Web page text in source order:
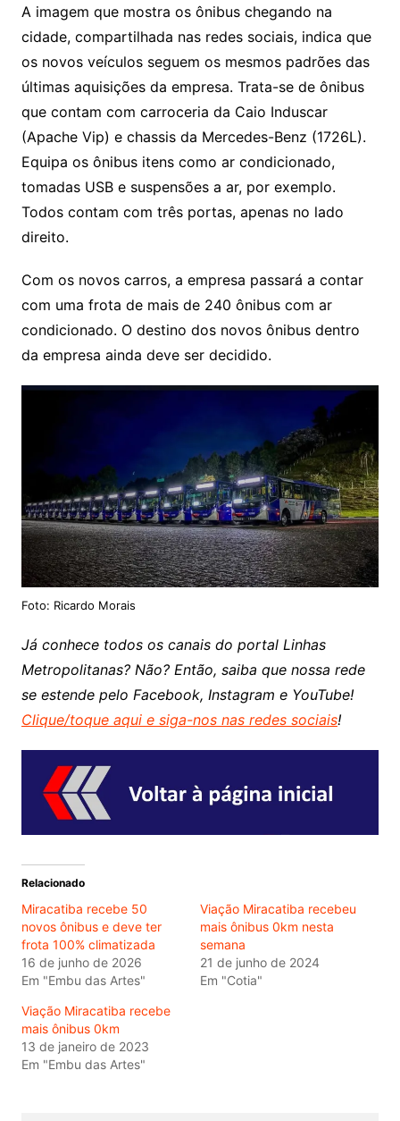
A imagem que mostra os ônibus chegando na
cidade, compartilhada nas redes sociais, indica que
os novos veículos seguem os mesmos padrões das
últimas aquisições da empresa. Trata-se de ônibus
que contam com carroceria da Caio Induscar
(Apache Vip) e chassis da Mercedes-Benz (1726L).
Equipa os ônibus itens como ar condicionado,
tomadas USB e suspensões a ar, por exemplo.
Todos contam com três portas, apenas no lado
direito.
Com os novos carros, a empresa passará a contar
com uma frota de mais de 240 ônibus com ar
condicionado. O destino dos novos ônibus dentro
da empresa ainda deve ser decidido.
Foto: Ricardo Morais
Já conhece todos os canais do portal Linhas
Metropolitanas? Não? Então, saiba que nossa rede
se estende pelo Facebook, Instagram e YouTube!
Clique/toque aqui e siga-nos nas redes sociais!
Relacionado
Miracatiba recebe 50
novos ônibus e deve ter
frota 100% climatizada
16 de junho de 2026
Em "Embu das Artes"
Viação Miracatiba recebeu
mais ônibus 0km nesta
semana
21 de junho de 2024
Em "Cotia"
Viação Miracatiba recebe
mais ônibus 0km
13 de janeiro de 2023
Em "Embu das Artes"